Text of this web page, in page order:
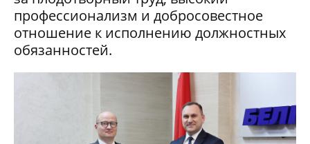
профессионализм и добросовестное
отношение к исполнению должностных
обязанностей.